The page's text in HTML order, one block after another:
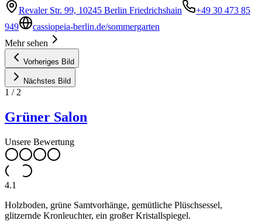
Revaler Str. 99, 10245 Berlin Friedrichshain
+49 30 473 85
949
cassiopeia-berlin.de/sommergarten
Mehr sehen
Vorheriges Bild
Nächstes Bild
1 / 2
Grüner Salon
Unsere Bewertung
4.1
Holzboden, grüne Samtvorhänge, gemütliche Plüschsessel,
glitzernde Kronleuchter, ein großer Kristallspiegel.